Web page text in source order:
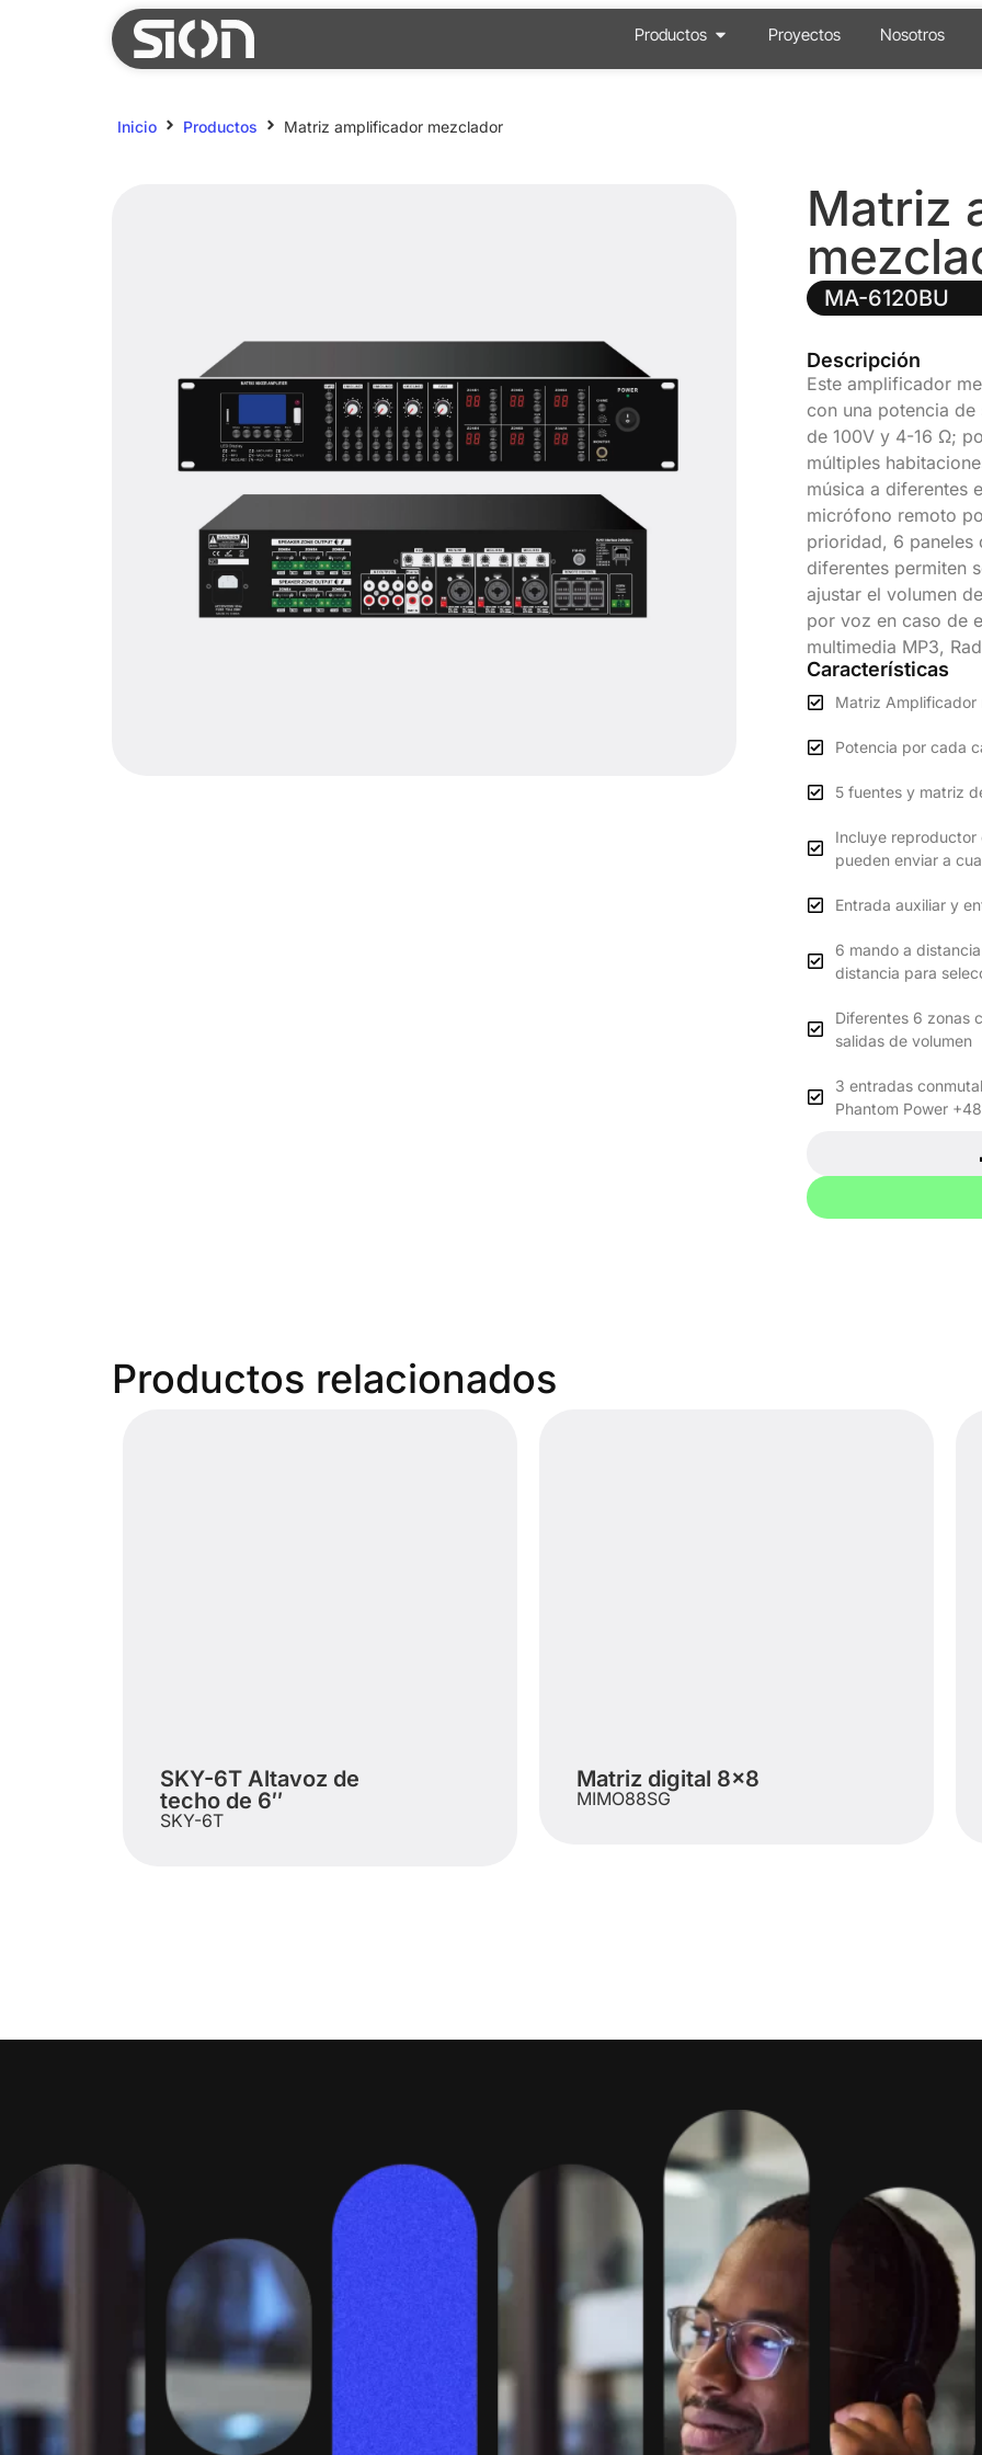
Productos Proyectos Nosotros
Inicio Productos Matriz amplificador mezclador
Matriz
MA-6120BU
Descripción
Este amplificador
con una potencia
de 100V y 4-16 Ω;
múltiples
música a diferentes
micrófono remoto
prioridad, 6 paneles
diferentes permiten
ajustar el volumen
por voz en caso de
multimedia MP3,
Características
Matriz Amplificador
Potencia por cada
5 fuentes y matriz
Incluye reproductor
pueden enviar a
Entrada auxiliar y
6 mando a
distancia para
Diferentes 6 zonas
salidas de volumen
3 entradas
Phantom Power
Productos relacionados
SKY-6T Altavoz de
techo de 6″
SKY-6T
Matriz digital 8×8
MIMO88SG